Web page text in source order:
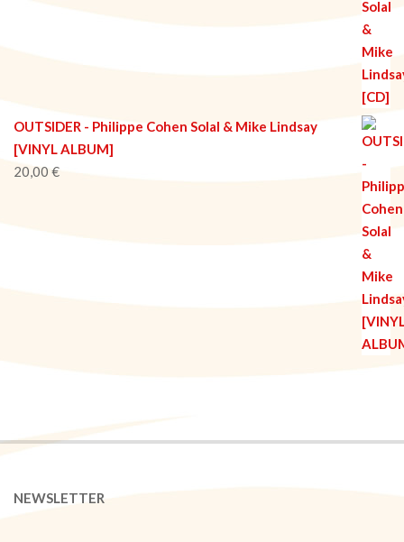
OUTSIDER - Philippe Cohen Solal & Mike Lindsay
[VINYL ALBUM]
20,00€
NEWSLETTER